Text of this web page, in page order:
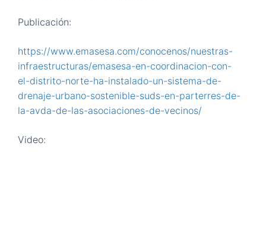
Publicación:
https://www.emasesa.com/conocenos/nuestras-
infraestructuras/emasesa-en-coordinacion-con-
el-distrito-norte-ha-instalado-un-sistema-de-
drenaje-urbano-sostenible-suds-en-parterres-de-
la-avda-de-las-asociaciones-de-vecinos/
Video: